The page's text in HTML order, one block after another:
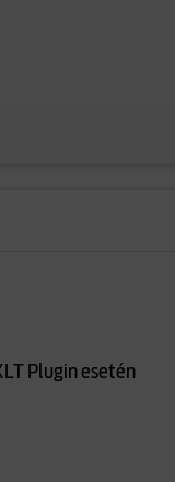
Plugin esetén